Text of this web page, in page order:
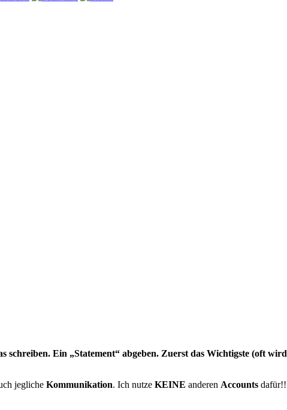
Ein „Statement“ abgeben. Zuerst das Wichtigste (oft
jegliche Kommunikation. Ich nutze KEINE anderen Accounts